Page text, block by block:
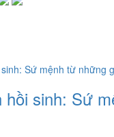
hồi sinh: Sứ